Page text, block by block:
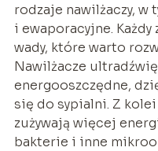
rodzaje nawilżaczy, w
i ewaporacyjne.
wady, które warto
Nawilżacze
energooszczędne,
się do sypialni. Z
zużywają więcej
bakterie i inne